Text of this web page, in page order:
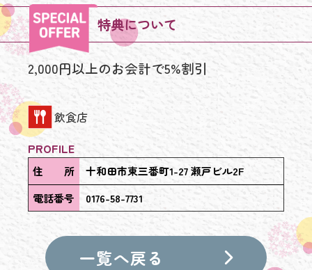
特典について
2,000円以上のお会計で5%割引
飲食店
PROFILE
住 所
十和田市東三番町1-27 瀬戸ビル2F
電話番号
0176-58-7731
一覧へ戻る